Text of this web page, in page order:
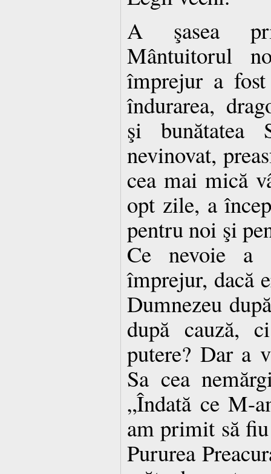
A şasea
Mântuitorul
împrejur a
îndurarea,
şi bunătatea
nevinovat,
cea mai mică
opt zile, a
pentru noi şi
Ce ne­voie a
împrejur, dacă
Dumnezeu
după cauză,
putere? Dar a
Sa cea
„Îndată ce M-
am primit să
Pururea